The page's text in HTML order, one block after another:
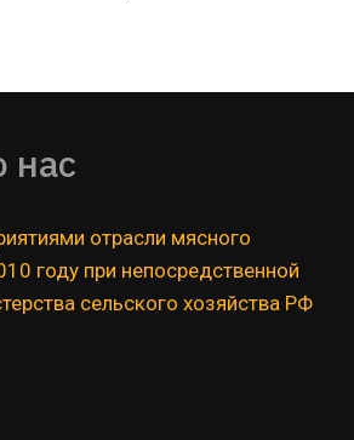
нас
отрасли мясного
году при непосредственной
сельского хозяйства РФ